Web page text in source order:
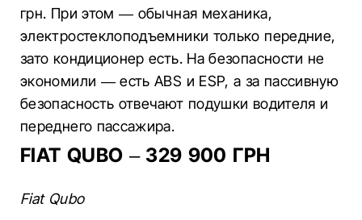
грн. При этом — обычная механика,
электростеклоподъемники только передние,
зато кондиционер есть. На безопасности не
экономили — есть ABS и ESP, а за пассивную
безопасность отвечают подушки водителя и
переднего пассажира.
FIAT QUBO – 329 900 ГРН
Fiat Qubo